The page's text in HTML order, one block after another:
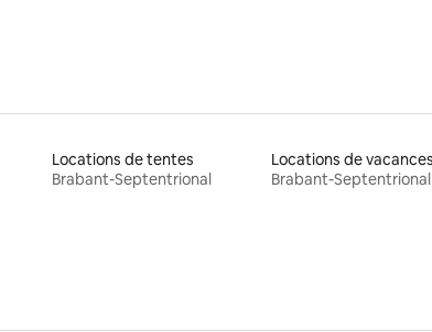
Locations de tentes
Brabant-Septentrional
Brabant-Septentrional